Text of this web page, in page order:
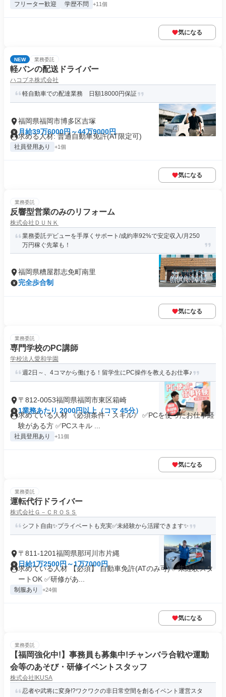
フリーター歓迎 学歴不問 +11個
気になる
NEW 業務委託
軽バンの配送ドライバー
ハコブネ株式会社
軽自動車での配達業務 日額18000円保証
福岡県福岡市博多区吉塚
月給39万6000円～44万9000円
求める人材: 普通自動車免許(AT限定可)
社員登用あり +1個
気になる
業務委託
反響型営業のみのリフォーム
株式会社ＤＵＮＫ
業務委託デビューを手厚くサポート/成約率92%で安定収入/月250
万円稼ぐ先輩も！
福岡県糟屋郡志免町南里
完全歩合制
気になる
業務委託
専門学校のPC講師
学校法人愛和学園
週2日～、4コマから働ける！留学生にPC操作を教えるお仕事♪
〒812-0053福岡県福岡市東区箱崎
1業務あたり 2000円以上（コマ 45分）
求めている人材 《必須条件・スキル》 ✅PCを使ったお仕事経
験がある方 ✅PCスキル ...
社員登用あり +11個
気になる
業務委託
運転代行ドライバー
株式会社Ｇ－ＣＲＯＳＳ
シフト自由✨プライベートも充実✅未経験から活躍できます✨
〒811-1201福岡県那珂川市片縄
日給1万2500円～1万7000円
求めている人材 【必須】 自動車免許(ATのみ可) ✅未経験スタ
ートOK ✅研修があ...
制服あり +24個
気になる
業務委託
【福岡強化中!】事務員も募集中!チャンバラ合戦や運動
会等のあそび・研修イベントスタッフ
株式会社IKUSA
忍者や武将に変身!?ワクワクの非日常空間を創るイベント運営スタ